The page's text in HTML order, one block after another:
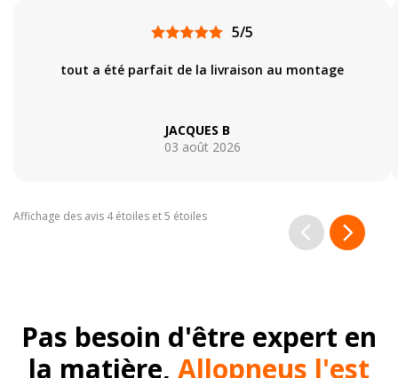
5/5
tout a été parfait de la livraison au montage
JACQUES B
03 août 2026
Affichage des avis 4 étoiles et 5 étoiles
Pas besoin d'être expert en
la matière, Allopneus l'est